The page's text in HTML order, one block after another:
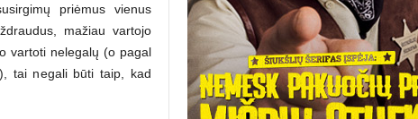
priėmus vienus
mažiau vartojo
vartoti nelegalų (o pagal
tai negali būti taip, kad